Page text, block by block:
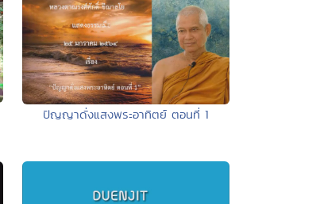
ปัญญาดั่งแสงพระอาทิตย์ ตอนที่ 1